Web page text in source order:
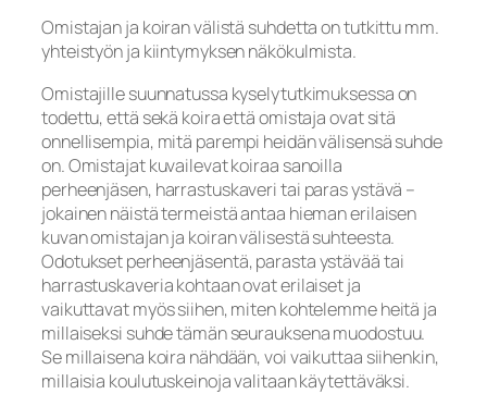
Omistajan ja koiran välistä suhdetta on tutkittu mm.
yhteistyön ja kiintymyksen näkökulmista.
Omistajille suunnatussa kyselytutkimuksessa on
todettu, että sekä koira että omistaja ovat sitä
onnellisempia, mitä parempi heidän välisensä suhde
on. Omistajat kuvailevat koiraa sanoilla
perheenjäsen, harrastuskaveri tai paras ystävä –
jokainen näistä termeistä antaa hieman erilaisen
kuvan omistajan ja koiran välisestä suhteesta.
Odotukset perheenjäsentä, parasta ystävää tai
harrastuskaveria kohtaan ovat erilaiset ja
vaikuttavat myös siihen, miten kohtelemme heitä ja
millaiseksi suhde tämän seurauksena muodostuu.
Se millaisena koira nähdään, voi vaikuttaa siihenkin,
millaisia koulutuskeinoja valitaan käytettäväksi.